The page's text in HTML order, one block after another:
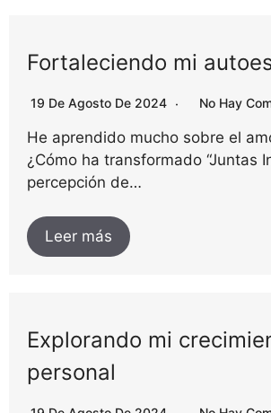
Fortaleciendo mi
19 De Agosto De 2024 No Hay
He aprendido mucho sobre el
¿Cómo ha transformado “Juntas
percepción de…
Leer más
Explorando mi
personal